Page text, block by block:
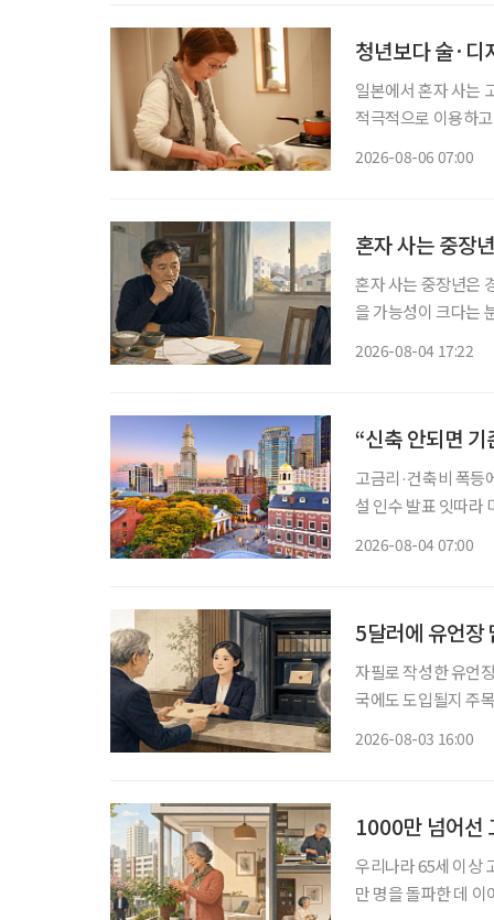
청년보다 술·
일본에서 혼자 사는
적극적으로 이용하
2026-08-06 07:00
혼자 사는 중장
혼자 사는 중장년은
을 가능성이 크다는
2026-08-04 17:22
“신축 안되면
고금리·건축비 폭등에 신규 개발 ‘스톱’ 입주율
설 인수 발표 잇따라 미국 고령자 주거시설 시장에 지각변동이 나타나고 있다. 고령화로 입주
2026-08-04 07:00
5달러에 유언
자필로 작성한 유언
국에도 도입될지 주
2026-08-03 16:00
1000만 넘어선
우리나라 65세 이상
만 명을 돌파한 데